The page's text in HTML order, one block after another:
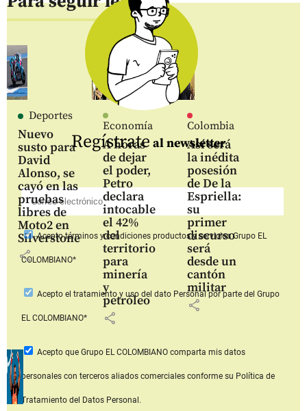
Deportes
Nuevo
susto para
David
Alonso, se
cayó en las
pruebas
libres de
Moto2 en
Silverstone
share
Economía
A horas
de dejar
el poder,
Petro
declara
intocable
el 42%
del
territorio
para
minería
y
petróleo
share
Colombia
Así será
la inédita
posesión
de De la
Espriella:
su
primer
discurso
será
desde un
cantón
militar
share
Regístrate al newsletter
Aceptotérminos y condiciones productos y serviciosGrupo EL
COLOMBIANO*
Acepto el tratamiento y uso del dato Personalpor parte del Grupo
EL COLOMBIANO*
Acepto que Grupo EL COLOMBIANOcomparta mis datos
personales con terceros aliados comerciales conforme su Política de
Tratamiento del Datos Personal.